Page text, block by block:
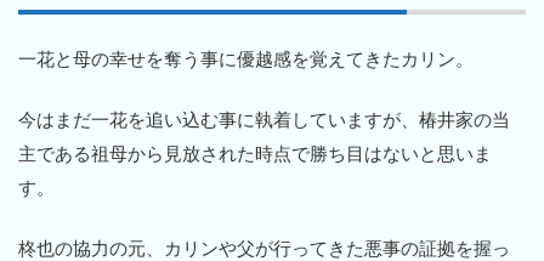
一花と母の幸せを奪う事に優越感を覚えてきたカリン。
今はまだ一花を追い込む事に執着していますが、椿井家の当
主である祖母から見放された時点で勝ち目はないと思いま
す。
柊也の協力の元、カリンや父が行ってきた悪事の証拠を握っ